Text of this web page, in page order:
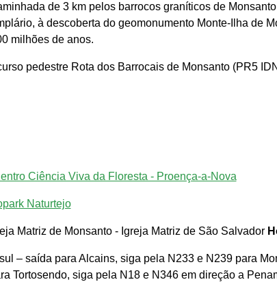
de 3 km pelos barrocos graníticos de
à descoberta do geomonumento Monte-Ilha de
milhões de anos.
pedestre Rota dos Barrocais de Monsanto (PR5
Ciência Viva da Floresta - Proença-a-Nova
Naturtejo
Matriz de Monsanto - Igreja Matriz de São Salvador
– saída para Alcains, siga pela N233 e N239 para
Tortosendo, siga pela N18 e N346 em direção a